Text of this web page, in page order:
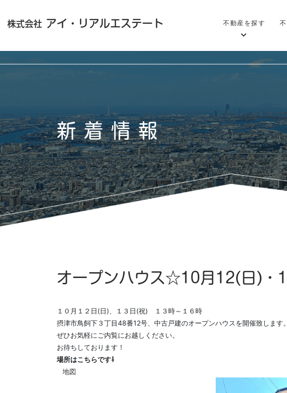
株式会社 アイ・リアルエステート 不動産を探す
新着情報
オープンハウス☆10月12(日)・
１０月１２日(日)、１３日(祝) １３時～１６時
摂津市鳥飼下３丁目48番12号、中古戸建のオープンハウスを開催致します。
ぜひお気軽にご内覧にお越しください。
お待ちしております！
場所はこちらです⇩
地図